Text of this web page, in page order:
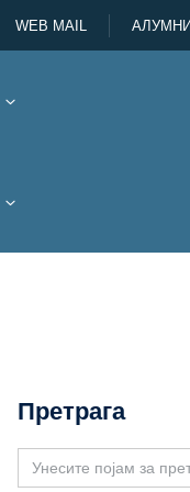
WEB MAIL
Претрага
Search
for: